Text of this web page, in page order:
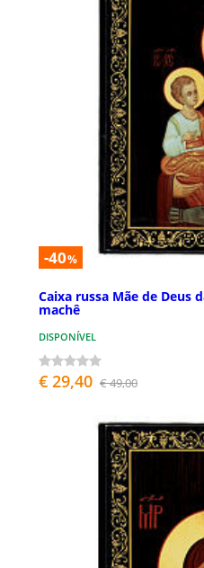
-40%
Caixa russa Mãe de Deus
machê
DISPONÍVEL
€ 29,40 € 49,00